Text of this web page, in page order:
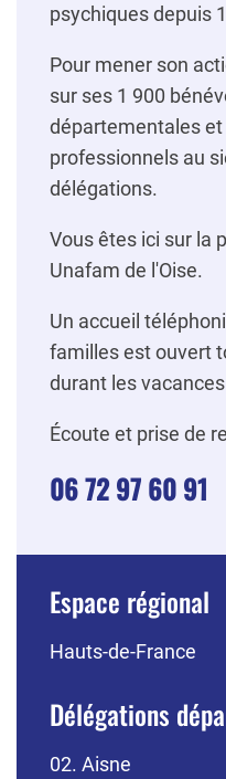
psychiques depuis
Pour mener son
sur ses 1 900
départementales
professionnels au
délégations.
Vous êtes ici sur la
Unafam de l'Oise.
Un accueil
familles est ouvert
durant les
Écoute et prise de
06 72 97 60 91
Espace régional
Hauts-de-France
Délégations
02. Aisne